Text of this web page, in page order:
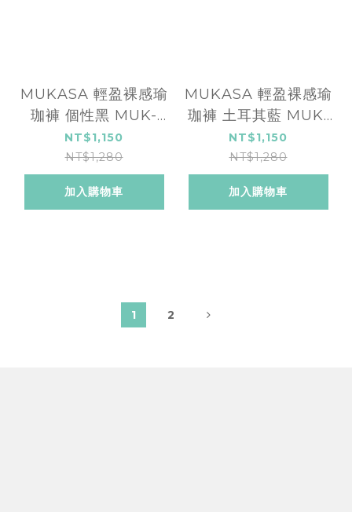
MUKASA 輕盈裸感瑜
珈褲 個性黑 MUK-
2290104
NT$1,150
NT$1,280
加入購物車
MUKASA 輕盈裸感瑜
珈褲 土耳其藍 MUK-
2290101
NT$1,150
NT$1,280
加入購物車
1 2